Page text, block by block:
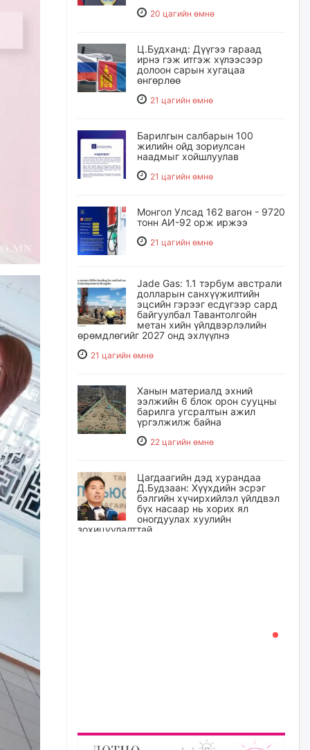
20 цагийн өмнө
Ц.Будханд: Дүүгээ гараад
ирнэ гэж итгэж хүлээсээр
долоон сарын хугацаа
өнгөрлөө
21 цагийн өмнө
Барилгын салбарын 100
жилийн ойд зориулсан
наадмыг хойшлуулав
21 цагийн өмнө
Монгол Улсад 162 вагон - 9720
тонн АИ-92 орж иржээ
21 цагийн өмнө
Jade Gas: 1.1 тэрбум австрали
долларын санхүүжилтийн
эцсийн гэрээг есдүгээр сард
байгуулбал Тавантолгойн
метан хийн үйлдвэрлэлийн
өрөмдлөгийг 2027 онд эхлүүлнэ
21 цагийн өмнө
Ханын материалд эхний
ээлжийн 6 блок орон сууцны
барилга угсралтын ажил
үргэлжилж байна
22 цагийн өмнө
Цагдаагийн дэд хурандаа
Д.Будзаан: Хүүхдийн эсрэг
бэлгийн хүчирхийлэл үйлдвэл
бүх насаар нь хорих ял
оногдуулах хуулийн
зохицуулалттай
22 цагийн өмнө